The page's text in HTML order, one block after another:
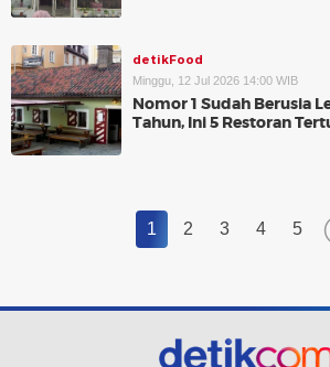
detikFood
Minggu, 12 Jul 2026 14:00 WIB
Nomor 1 Sudah Berusia
Tahun, Ini 5 Restoran
1 2 3 4 5